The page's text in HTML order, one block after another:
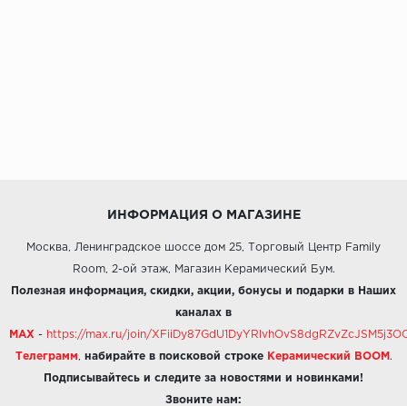
ИНФОРМАЦИЯ О МАГАЗИНЕ
Москва, Ленинградское шоссе дом 25, Торговый Центр Family
Room, 2-ой этаж, Магазин Керамический Бум.
Полезная информация, скидки, акции, бонусы и подарки в Наших
каналах в
MAX - https://max.ru/join/
Телеграмм набирайте в поисковой строке Керамический BOOM .
Подписывайтесь и следите за новостями и новинками!
Звоните нам: